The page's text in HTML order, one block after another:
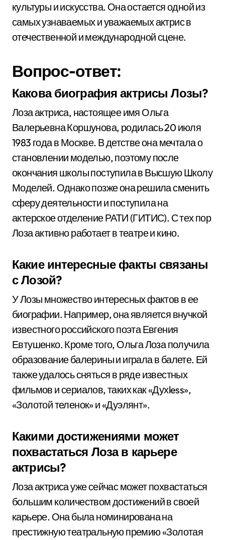
культуры и искусства. Она остается одной из
самых узнаваемых и уважаемых актрис в
отечественной и международной сцене.
Вопрос-ответ:
Какова биография актрисы Лозы?
Лоза актриса, настоящее имя Ольга
Валерьевна Коршунова, родилась 20 июля
1983 года в Москве. В детстве она мечтала о
становлении моделью, поэтому после
окончания школы поступила в Высшую Школу
Моделей. Однако позже она решила сменить
сферу деятельности и поступила на
актерское отделение РАТИ (ГИТИС). С тех пор
Лоза активно работает в театре и кино.
Какие интересные факты связаны
с Лозой?
У Лозы множество интересных фактов в ее
биографии. Например, она является внучкой
известного российского поэта Евгения
Евтушенко. Кроме того, Ольга Лоза получила
образование балерины и играла в балете. Ей
также удалось сняться в ряде известных
фильмов и сериалов, таких как «Духless»,
«Золотой теленок» и «Дуэлянт».
Какими достижениями может
похвастаться Лоза в карьере
актрисы?
Лоза актриса уже сейчас может похвастаться
большим количеством достижений в своей
карьере. Она была номинирована на
престижную театральную премию «Золотая